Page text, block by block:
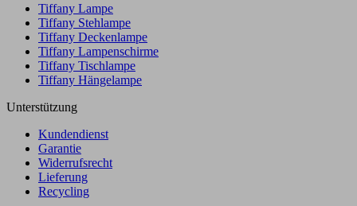
Tiffany Lampe
Tiffany Stehlampe
Tiffany Deckenlampe
Tiffany Lampenschirme
Tiffany Tischlampe
Tiffany Hängelampe
Unterstützung
Kundendienst
Garantie
Widerrufsrecht
Lieferung
Recycling